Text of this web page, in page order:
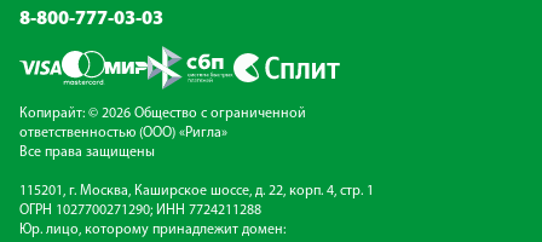
8-800-777-03-03
Копирайт: © 2026 Общество с ограниченной
ответственностью (ООО) «Ригла»
Все права защищены
115201, г. Москва, Каширское шоссе, д. 22, корп. 4, стр. 1
ОГРН 1027700271290; ИНН 7724211288
Юр. лицо, которому принадлежит домен: